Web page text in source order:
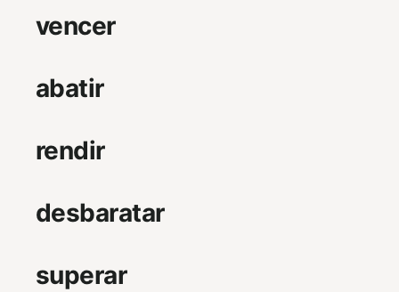
vencer
abatir
rendir
desbaratar
superar